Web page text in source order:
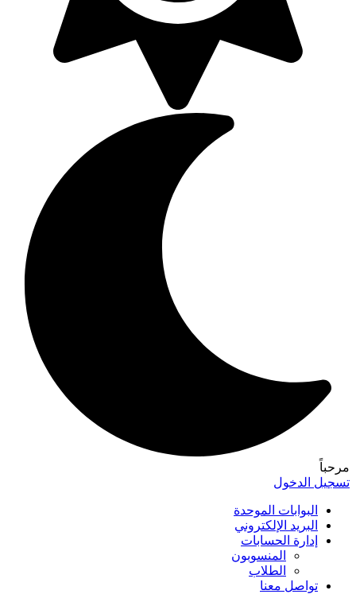
مرحباً
تسجيل الدخول
البوابات الموحدة
البريد الإلكتروني
إدارة الحسابات
المنسوبون
الطلاب
تواصل معنا